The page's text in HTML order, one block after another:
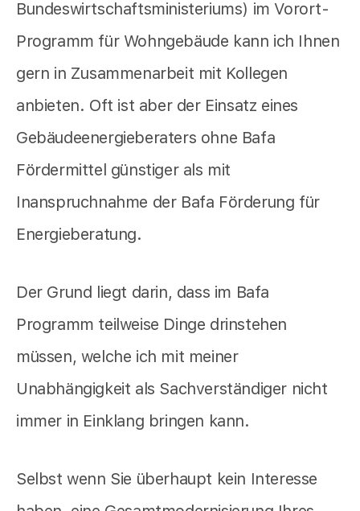
Bundeswirtschaftsministeriums) im Vorort-
Programm für Wohngebäude kann ich Ihnen
gern in Zusammenarbeit mit Kollegen
anbieten. Oft ist aber der Einsatz eines
Gebäudeenergieberaters ohne Bafa
Fördermittel günstiger als mit
Inanspruchnahme der Bafa Förderung für
Energieberatung.
Der Grund liegt darin, dass im Bafa
Programm teilweise Dinge drinstehen
müssen, welche ich mit meiner
Unabhängigkeit als Sachverständiger nicht
immer in Einklang bringen kann.
Selbst wenn Sie überhaupt kein Interesse